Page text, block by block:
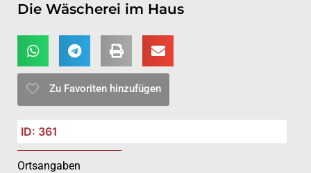
Die Wäscherei im Haus
Zu Favoriten hinzufügen
ID: 361
Ortsangaben